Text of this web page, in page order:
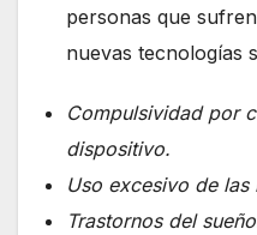
personas que
nuevas tecnologías
Compulsividad por
dispositivo.
Uso excesivo de las
Trastornos del